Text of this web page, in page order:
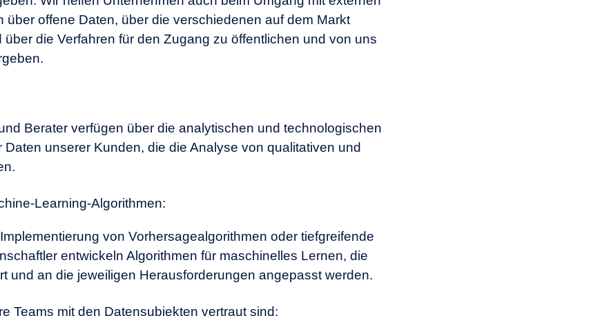
über offene Daten, über die verschiedenen auf dem Markt
die Verfahren für den Zugang zu öffentlichen und von uns
Berater verfügen über die analytischen und technologischen
unserer Kunden, die die Analyse von qualitativen und
Learning-Algorithmen:
von Vorhersagealgorithmen oder tiefgreifende
entwickeln Algorithmen für maschinelles Lernen, die
und an die jeweiligen Herausforderungen angepasst werden.
Teams mit den Datensubjekten vertraut sind: